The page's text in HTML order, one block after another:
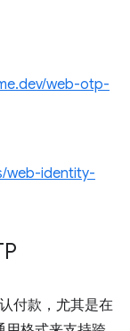
web-otp-
web-identity-
付款，尤其是在